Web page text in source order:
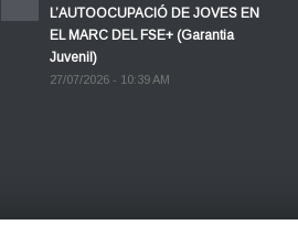
L’AUTOOCUPACIÓ DE JOVES EN
EL MARC DEL FSE+ (Garantia
Juvenil)
27/07/2026 - 10:39 AM